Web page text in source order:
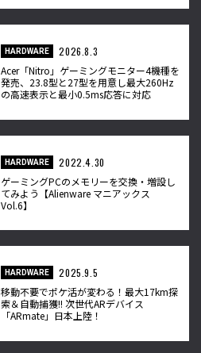
HARDWARE
2026.8.3
Acer「Nitro」ゲーミングモニター4機種を
発売、23.8型と27型を用意し最大260Hz
の高速表示と最小0.5ms応答に対応
HARDWARE
2022.4.30
ゲーミングPCのメモリーを交換・増設し
てみよう【Alienware マニアックス
Vol.6】
HARDWARE
2025.9.5
移動不要でポケ活が変わる！最大17km探
索＆自動捕獲!! 次世代ARデバイス
「ARmate」日本上陸！